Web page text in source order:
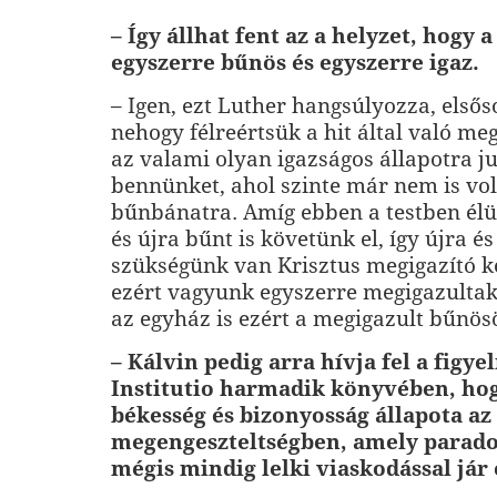
– Így állhat fent az a helyzet, hogy
egyszerre bűnös és egyszerre igaz.
– Igen, ezt Luther hangsúlyozza,
nehogy félreértsük a hit által való
az valami olyan igazságos állapotra
bennünket, ahol szinte már nem is
bűnbánatra. Amíg ebben a testben
és újra bűnt is követünk el, így újra
szükségünk van Krisztus megigazító
ezért vagyunk egyszerre
az egyház is ezért a megigazult
– Kálvin pedig arra hívja fel a
Institutio harmadik könyvében,
békesség és bizonyosság állapota
megengeszteltségben, amely
mégis mindig lelki viaskodással jár